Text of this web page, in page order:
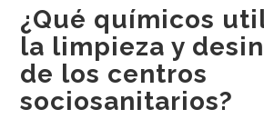
Centros sanitarios
Escuelas
Industria Alimentaria
Oficinas
¿Qué químicos
la limpieza y
de los centros
sociosanitarios?